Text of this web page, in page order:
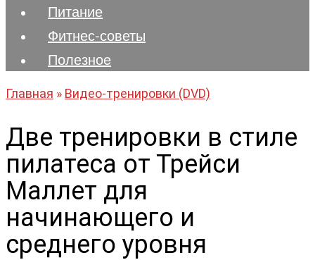
Питание
Фитнес-советы
Полезноe
Главная » Видео-тренировки (DVD)
Две тренировки в стиле
пилатеса от Трейси
Маллет для
начинающего и
среднего уровня